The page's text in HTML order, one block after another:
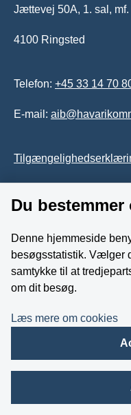
Jættevej 50A, 1. sal, mf.
4100 Ringsted
Telefon: +45 33 14 70
E-mail:
Du
Denne hjemmeside
besøgsstatistik. Vælger
samtykke til at
om dit besøg.
Læs mere om cookies